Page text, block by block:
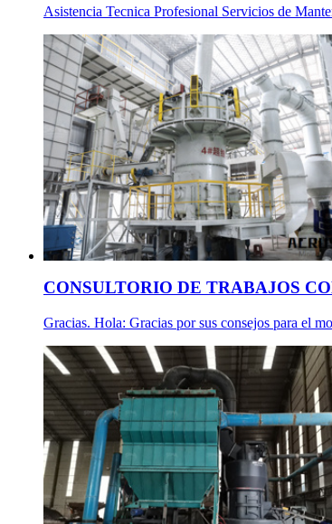
Asistencia Tecnica Profesional Servicios de
CONSULTORIO DE TRABAJOS
Gracias. Hola: Gracias por sus consejos para el